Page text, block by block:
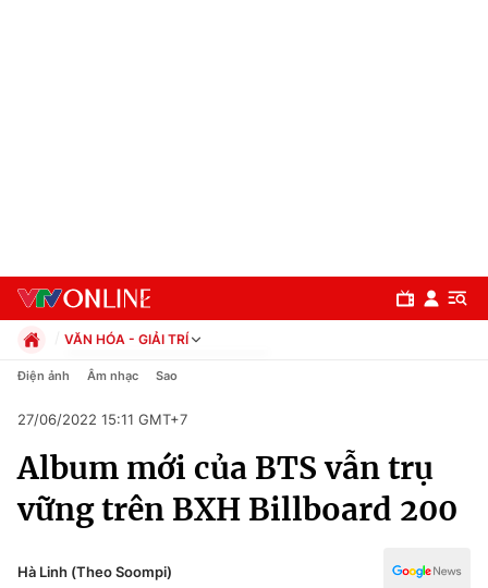
Chuyên mục
Chính trị
VĂN HÓA - GIẢI TRÍ
Chính trị
Pháp luật
Kinh tế
Thể thao
Truyền hình
Y tế
Điện ảnh Âm nhạc Sao
27/06/2022 15:11 GMT+7
Album mới của BTS vẫn trụ
vững trên BXH Billboard 200
Hà Linh (Theo Soompi)